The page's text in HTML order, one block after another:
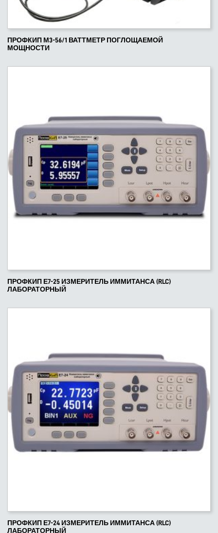
ПРОФКИП М3-56/1 ВАТТМЕТР ПОГЛОЩАЕМОЙ
МОЩНОСТИ
ПРОФКИП Е7-25 ИЗМЕРИТЕЛЬ ИММИТАНСА (RLC)
ЛАБОРАТОРНЫЙ
ПРОФКИП Е7-24 ИЗМЕРИТЕЛЬ ИММИТАНСА (RLC)
ЛАБОРАТОРНЫЙ